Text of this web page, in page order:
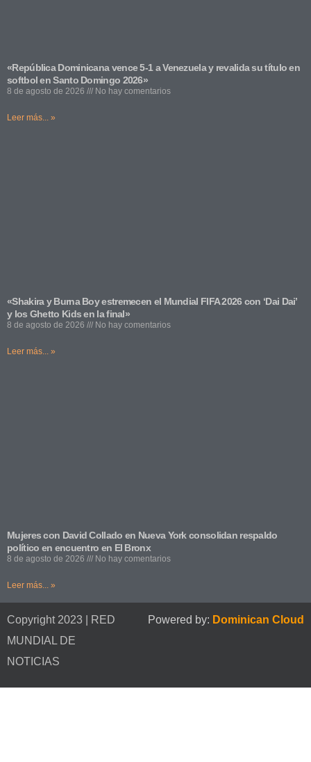
«República Dominicana vence 5-1 a Venezuela y revalida su título en
softbol en Santo Domingo 2026»
8 de agosto de 2026 No hay comentarios
Leer más... »
«Shakira y Burna Boy estremecen el Mundial FIFA 2026 con ‘Dai Dai’
y los Ghetto Kids en la final»
8 de agosto de 2026 No hay comentarios
Leer más... »
Mujeres con David Collado en Nueva York consolidan respaldo
político en encuentro en El Bronx
8 de agosto de 2026 No hay comentarios
Leer más... »
Copyright 2023 | RED
MUNDIAL DE
NOTICIAS
Powered by: Dominican Cloud